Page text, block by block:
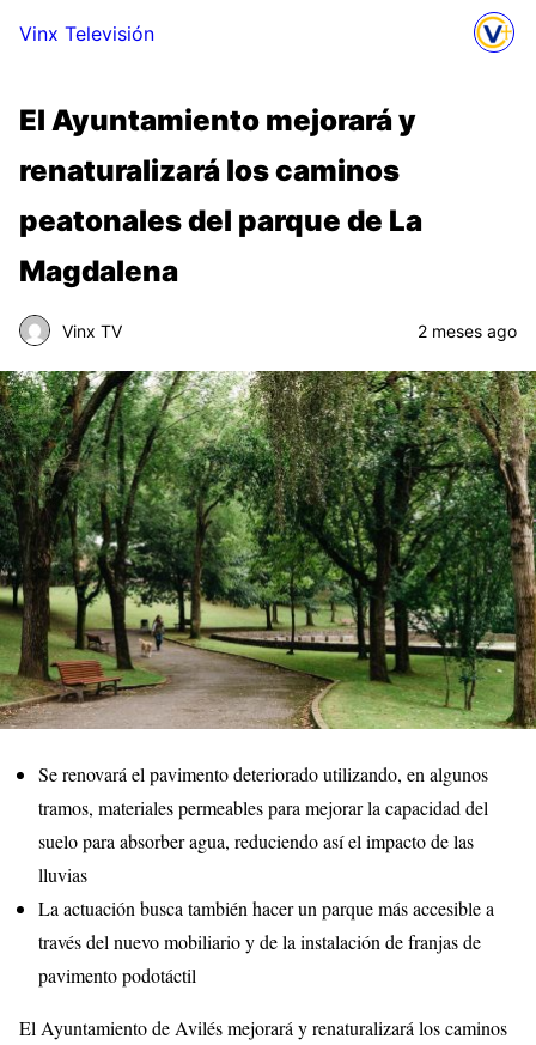
Vinx Televisión
El Ayuntamiento mejorará y
renaturalizará los caminos
peatonales del parque de La
Magdalena
Vinx TV 2 meses ago
Se renovará el pavimento deteriorado utilizando, en algunos
tramos, materiales permeables para mejorar la capacidad del
suelo para absorber agua, reduciendo así el impacto de las
lluvias
La actuación busca también hacer un parque más accesible a
través del nuevo mobiliario y de la instalación de franjas de
pavimento podotáctil
El Ayuntamiento de Avilés mejorará y renaturalizará los caminos